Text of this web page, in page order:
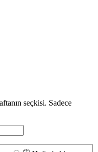
seçkisi. Sadece